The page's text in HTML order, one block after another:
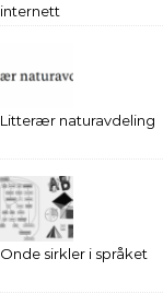
internett
Litterær naturavdeling
Onde sirkler i språket